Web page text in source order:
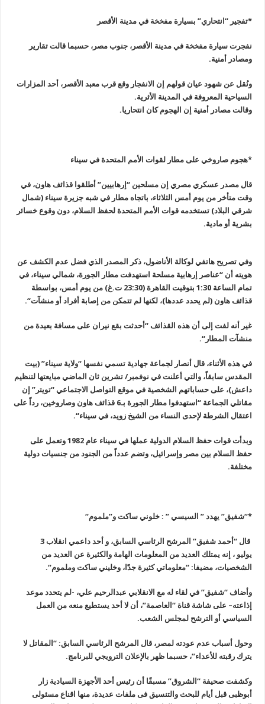
*تفجير “انتحاري” بسيارة مفخخة في مدينة الأقصر
نفجرت سيارة مفخخة في مدينة الأقصر، جنوب مصر، حسبما قالت تقارير
ومصادر أمنية.
ونُقل عن شهود عيان قولهم إن الانفجار وقع قرب معبد الأقصر، أحد المزارات
السياحية المعروفة في المدينة الأثرية.
وقالت مصادر أمنية إن الهجوم كان انتحاريا.
*هجوم صاروخي على مطار لقوات الأمم المتحدة في سيناء
قال مصدر عسكري مصري إن مسلحين “إرهابيين” أطلقوا قذائف هاون، في
وقت متأخر من يوم أمس الثلاثاء، باتجاه مطار في شبه جزيرة سيناء (شمال
شرقي البلاد) تستخدمه قوات الأمم المتحدة لحفظ السلام، دون وقوع خسائر
بشرية أو مادية.
وفي تصريح هاتفي لوكالة الأناضول، ذكر المصدر الذي فضل عدم الكشف عن
هويته أن “عناصر إرهابية مسلحة استهدفت مطار الجورة، شمالي سيناء، في
تمام الساعة1:30
بتوقيت القاهرة (23:30 ت.غ) من يوم أمس، بواسطة
قذائف هاون (لم يحدد عددها)، لكنها لم تتمكن من إصابة أفراد أو منشآت“.
غير أنه لفت إلى أن هذه القذائف “أحدثت بقع نيران على مسافة بعيدة من
منشآت المطار“.
في هذه الأثناء، قال أنصار لجماعة جهادية تسمي نفسها “ولاية سيناء” (بيت
المقدس سابقاً، والتي أعلنت في نوفمبر/ تشرين ثان الماضي مبايعتها لتنظيم
داعش)، على حساباتهم الشخصية في موقع التواصل الاجتماعي “تويتر” إن
مقاتلي الجماعة “استهدفوا مطار الجورة بـ6 قذائف هاون وصاروخين، رداً على
اعتقال الشرطة لإحدى النساء من الشيخ زويد، في سيناء“.
وبدأت قوات حفظ السلام الدولية عملها في سيناء عام 1982 وتعمل على
حفظ السلام بين مصر وإسرائيل، وتضم عدداً من الجنود من جنسيات دولية
مختلفة.
*
“شفيق” يهدد ” السيسي ” :خلوني ساكت و”ملموم“
قال “أحمد شفيق” المرشح الرئاسي السابق، و أحد داعمي انقلاب 3
يوليو ، إنه يمتلك العديد من المعلومات الهامة والكثيرة عن العديد من
الشخصيات، مضيفا: “معلوماتي كثيرة جدًا، وخليني ساكت وملموم“.
وأضاف“شفيق” في لقاء له مع الانقلابي عبدالرحيم علي، -لم يتحدد موعد
إذاعته– على شاشة قناة “العاصمة”، أن لا أحد يستطيع منعه من العمل
السياسي أو الترشح لمجلس الشعب.
وحول أسباب عدم عودته لمصر، قال المرشح الرئاسي السابق: “المقاتل لا
يترك رقبته للأعداء”، حسبما ظهر بالإعلان الترويجي للبرنامج.
وكشفت صحيفة “الشروق” مسبقًا أن رئيس أحد الأجهزة السيادية زار
أبوظبى قبل أيام للبحث والتنسيق فى ملفات عديدة، منها اقناع مسئولى